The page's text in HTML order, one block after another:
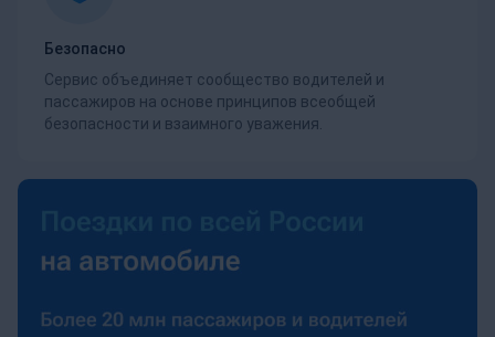
Безопасно
Сервис объединяет сообщество водителей и
пассажиров на основе принципов всеобщей
безопасности и взаимного уважения.